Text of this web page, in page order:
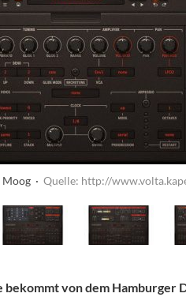
· Quelle: http://
von dem Hamburger